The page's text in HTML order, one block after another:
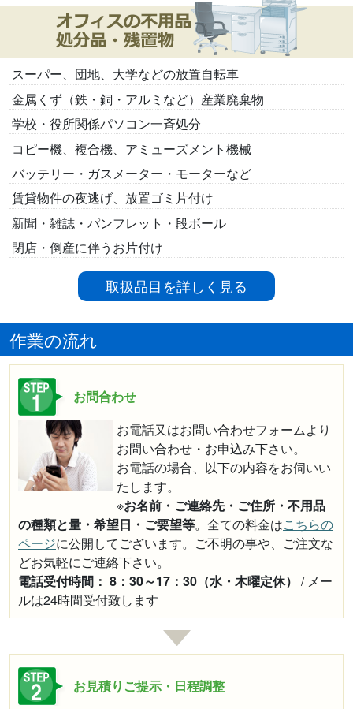
スーパー、団地、大学などの放置自転車
金属くず（鉄・銅・アルミなど）産業廃棄物
学校・役所関係パソコン一斉処分
コピー機、複合機、アミューズメント機械
バッテリー・ガスメーター・モーターなど
賃貸物件の夜逃げ、放置ゴミ片付け
新聞・雑誌・パンフレット・段ボール
閉店・倒産に伴うお片付け
取扱品目を詳しく見る
作業の流れ
お問合わせ
お電話又はお問い合わせフォームより
お問い合わせ・お申込み下さい。
お電話の場合、以下の内容をお伺いい
たします。
※お名前・ご連絡先・ご住所・不用品
の種類と量・希望日・ご要望等。全ての料金はこちらの
ページに公開してございます。ご不明の事や、ご注文な
どお気軽にご連絡下さい。
電話受付時間： 8：30～17：30（水・木曜定休） / メー
ルは24時間受付致します
お見積りご提示・日程調整